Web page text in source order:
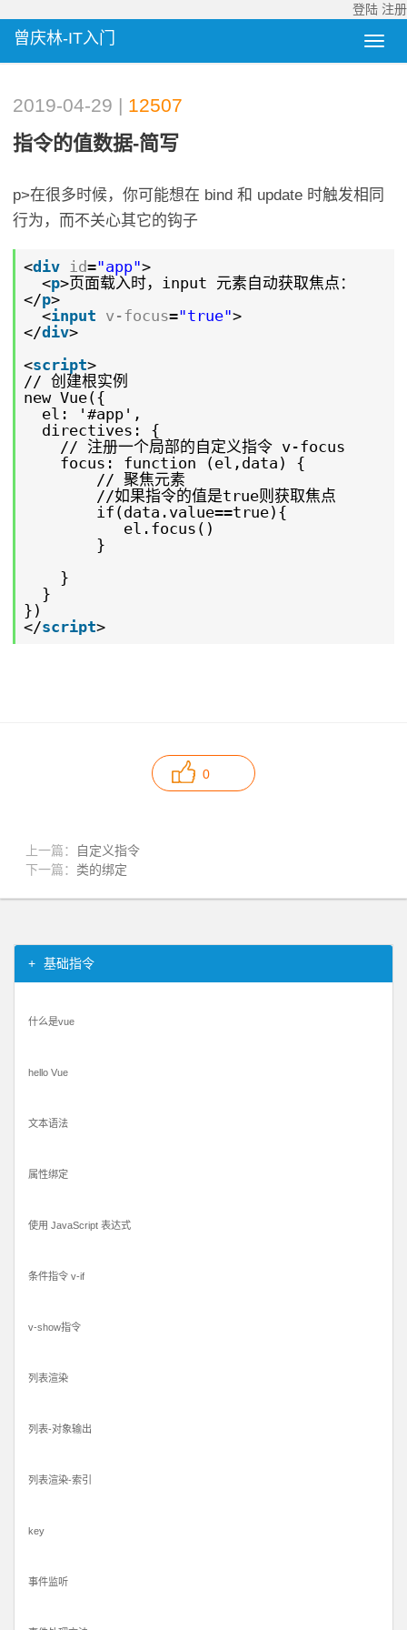
登陆 注册
曾庆林-IT入门
2019-04-29 | 12507
指令的值数据-简写
p>在很多时候，你可能想在 bind 和 update 时触发相同
行为，而不关心其它的钩子
<div id="app">
<p>页面载入时，input 元素自动获取焦点：
</p>
<input v-focus="true">
</div>
<script>
// 创建根实例
new Vue({
el: '#app',
directives: {
// 注册一个局部的自定义指令 v-focus
focus: function (el,data) {
// 聚焦元素
//如果指令的值是true则获取焦点
if(data.value==true){
el.focus()
}
}
}
})
</script>
0
上一篇：
自定义指令
下一篇： 类的绑定
基础指令
什么是vue
hello Vue
文本语法
属性绑定
使用 JavaScript 表达式
条件指令 v-if
v-show指令
列表渲染
列表-对象输出
列表渲染-索引
key
事件监听